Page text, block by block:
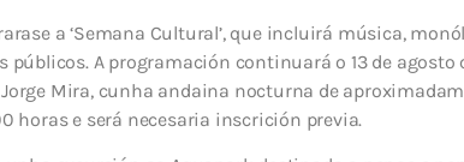
a ‘Semana Cultural’, que incluirá música,
públicos. A programación continuará o 13 de agosto
Mira, cunha andaina nocturna de
horas e será necesaria inscrición previa.